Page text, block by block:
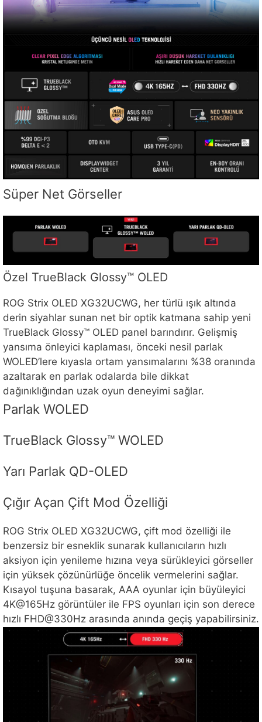
Süper Net Görseller
Özel TrueBlack Glossy™ OLED
ROG Strix OLED XG32UCWG, her türlü ışık altında
derin siyahlar sunan net bir optik katmana sahip yeni
TrueBlack Glossy™ OLED panel barındırır. Gelişmiş
yansıma önleyici kaplaması, önceki nesil parlak
WOLED’lere kıyasla ortam yansımalarını %38 oranında
azaltarak en parlak odalarda bile dikkat
dağınıklığından uzak oyun deneyimi sağlar.
Parlak WOLED
TrueBlack Glossy™ WOLED
Yarı Parlak QD-OLED
Çığır Açan Çift Mod Özelliği
ROG Strix OLED XG32UCWG, çift mod özelliği ile
benzersiz bir esneklik sunarak kullanıcıların hızlı
aksiyon için yenileme hızına veya sürükleyici görseller
için yüksek çözünürlüğe öncelik vermelerini sağlar.
Kısayol tuşuna basarak, AAA oyunlar için büyüleyici
4K@165Hz görüntüler ile FPS oyunları için son derece
hızlı FHD@330Hz arasında anında geçiş yapabilirsiniz.